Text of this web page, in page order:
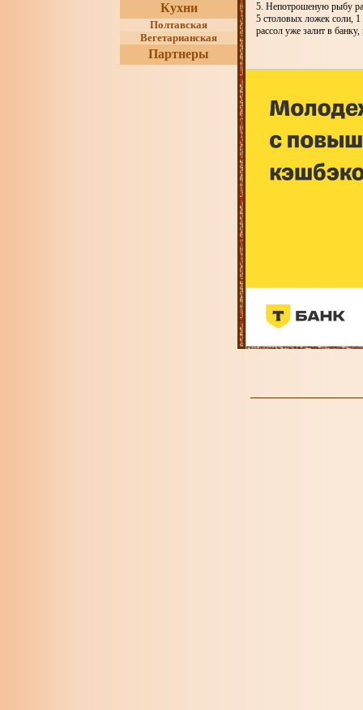
Кухни
Полтавская
Вегетарианская
Партнеры
5. Непотрошеную рыбу
5 столовых ложек соли,
рассол уже залит в